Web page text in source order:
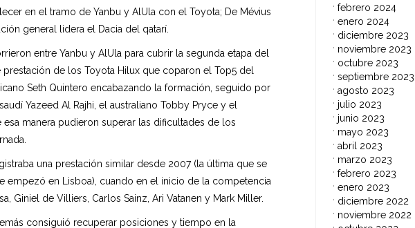
en el tramo de Yanbu y AlUla con el Toyota; De Mévius
general lidera el Dacia del qatarí.
entre Yanbu y AlUla para cubrir la segunda etapa del
prestación de los Toyota Hilux que coparon el Top5 del
Seth Quintero encabazando la formación, seguido por
Yazeed Al Rajhi, el australiano Tobby Pryce y el
manera pudieron superar las dificultades de los
una prestación similar desde 2007 (la última que se
empezó en Lisboa), cuando en el inicio de la competencia
Giniel de Villiers, Carlos Sainz, Ari Vatanen y Mark Miller.
consiguió recuperar posiciones y tiempo en la
febrero 2024
enero 2024
diciembre 2023
noviembre 2023
octubre 2023
septiembre 2023
agosto 2023
julio 2023
junio 2023
mayo 2023
abril 2023
marzo 2023
febrero 2023
enero 2023
diciembre 2022
noviembre 2022